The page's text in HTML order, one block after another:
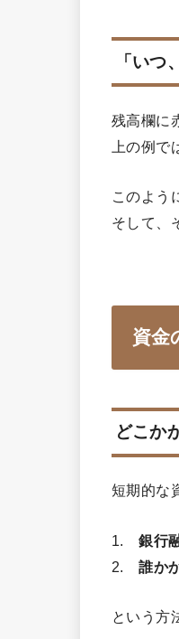
「い
残高欄に
上の例
このよう
そして、
資金
どこか
短期的な
1.銀行
2.誰か
という方